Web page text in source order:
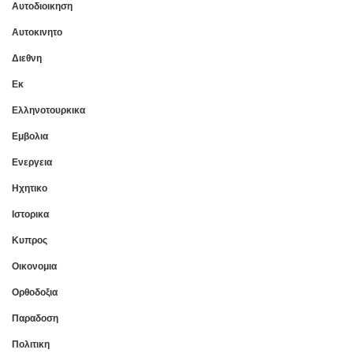
Αυτοδιοικηση
Αυτοκινητο
Διεθνη
Εκ
Ελληνοτουρκικα
Εμβολια
Ενεργεια
Ηχητικο
Ιστορικα
Κυπρος
Οικονομια
Ορθοδοξια
Παραδοση
Πολιτικη